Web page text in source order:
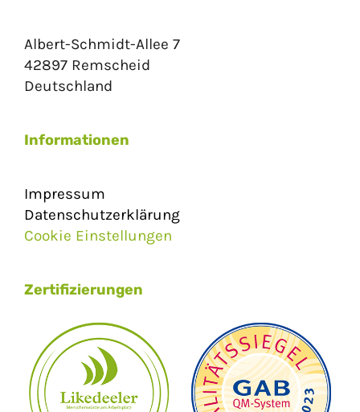
Albert-Schmidt-Allee 7
42897 Remscheid
Deutschland
Informationen
Impressum
Datenschutzerklärung
Cookie Einstellungen
Zertifizierungen